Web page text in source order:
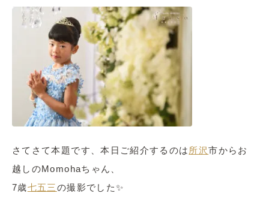
さてさて本題です、本日ご紹介するのは 所沢市からお
越しのMomohaちゃん、
7歳七五三の撮影でした✨